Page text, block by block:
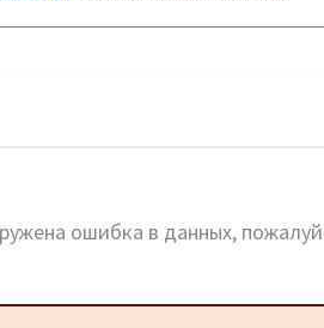
ошибка в данных,